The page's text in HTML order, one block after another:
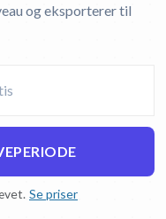
og eksporterer til
Se priser